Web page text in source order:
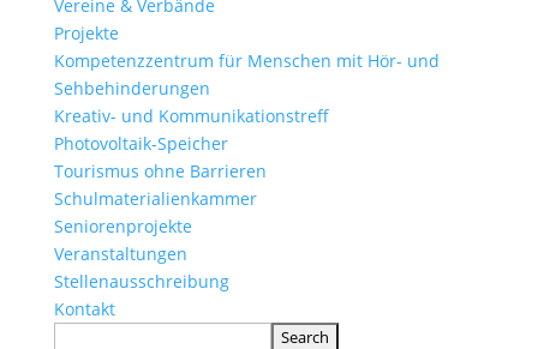
Vereine & Verbände
Projekte
Kompetenzzentrum für Menschen mit Hör- und
Sehbehinderungen
Kreativ- und Kommunikationstreff
Photovoltaik-Speicher
Tourismus ohne Barrieren
Schulmaterialienkammer
Seniorenprojekte
Veranstaltungen
Stellenausschreibung
Kontakt